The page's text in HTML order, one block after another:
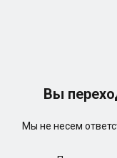
Вы
Мы не несем